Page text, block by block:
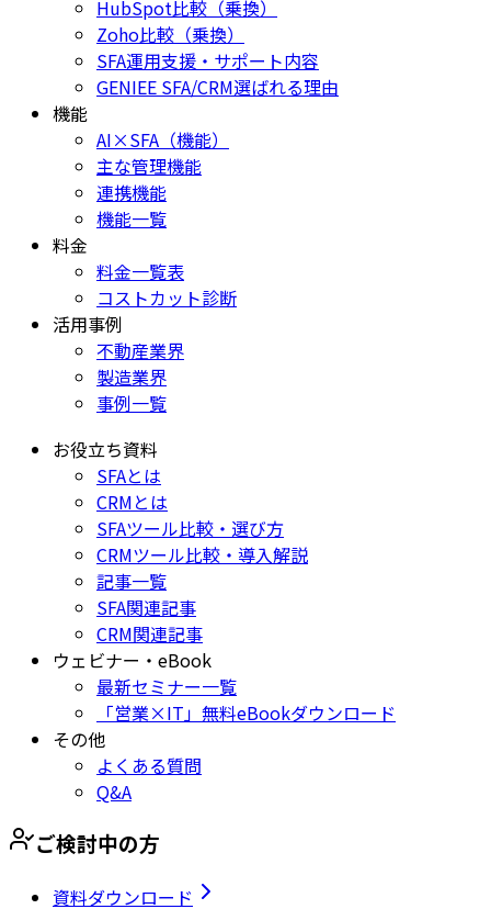
HubSpot比較（乗換）
Zoho比較（乗換）
SFA運用支援・サポート内容
GENIEE SFA/CRM選ばれる理由
機能
AI×SFA（機能）
主な管理機能
連携機能
機能一覧
料金
料金一覧表
コストカット診断
活用事例
不動産業界
製造業界
事例一覧
お役立ち資料
SFAとは
CRMとは
SFAツール比較・選び方
CRMツール比較・導入解説
記事一覧
SFA関連記事
CRM関連記事
ウェビナー・eBook
最新セミナー一覧
「営業×IT」無料eBookダウンロード
その他
よくある質問
Q&A
ご検討中の方
資料ダウンロード